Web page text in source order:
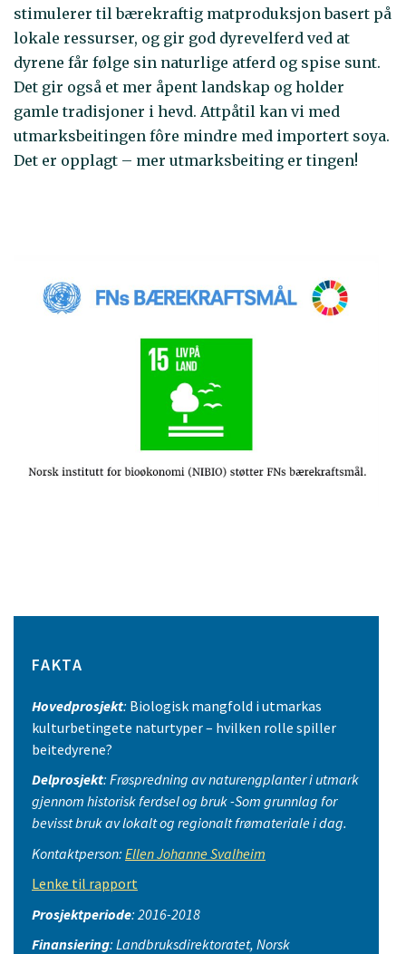
stimulerer til bærekraftig matproduksjon basert på
lokale ressurser, og gir god dyrevelferd ved at
dyrene får følge sin naturlige atferd og spise sunt.
Det gir også et mer åpent landskap og holder
gamle tradisjoner i hevd. Attpåtil kan vi med
utmarksbeitingen fôre mindre med importert soya.
Det er opplagt – mer utmarksbeiting er tingen!
FAKTA
Hovedprosjekt: Biologisk mangfold i utmarkas
kulturbetingete naturtyper – hvilken rolle spiller
beitedyrene?
Delprosjekt: Frøspredning av naturengplanter i utmark
gjennom historisk ferdsel og bruk -Som grunnlag for
bevisst bruk av lokalt og regionalt frømateriale i dag.
Kontaktperson: Ellen Johanne Svalheim
Lenke til rapport
Prosjektperiode: 2016-2018
Finansiering: Landbruksdirektoratet, Norsk